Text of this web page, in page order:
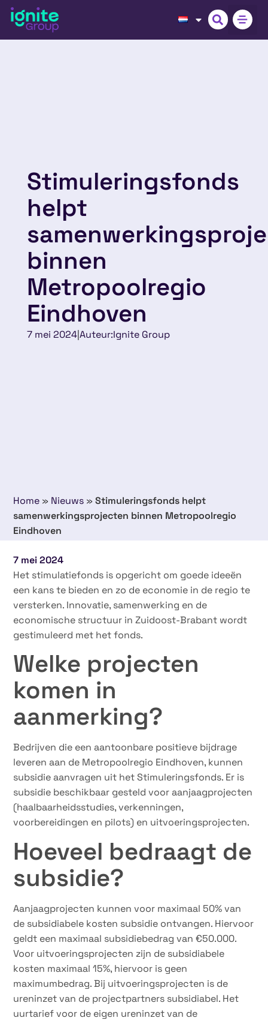
Stimuleringsfonds
helpt
binnen
Metropoolregio
Eindhoven
7 mei 2024|Auteur:Ignite Group
Home » Nieuws »Stimuleringsfonds helpt
samenwerkingsprojecten binnen Metropoolregio
Eindhoven
7 mei 2024
Het stimulatiefonds is opgericht om goede ideeën
een kans te bieden en zo de economie in de regio te
versterken. Innovatie, samenwerking en de
economische structuur in Zuidoost-Brabant wordt
gestimuleerd met het fonds.
Welke projecten
komen in
aanmerking?
Bedrijven die een aantoonbare positieve bijdrage
leveren aan de Metropoolregio Eindhoven, kunnen
subsidie aanvragen uit het Stimuleringsfonds. Er is
subsidie beschikbaar gesteld voor aanjaagprojecten
(haalbaarheidsstudies, verkenningen,
voorbereidingen en pilots) en uitvoeringsprojecten.
Hoeveel bedraagt de
subsidie?
Aanjaagprojecten kunnen voor maximaal 50% van
de subsidiabele kosten subsidie ontvangen. Hiervoor
geldt een maximaal subsidiebedrag van €50.000.
Voor uitvoeringsprojecten zijn de subsidiabele
kosten maximaal 15%, hiervoor is geen
maximumbedrag. Bij uitvoeringsprojecten is de
ureninzet van de projectpartners subsidiabel. Het
uurtarief voor de eigen ureninzet van de